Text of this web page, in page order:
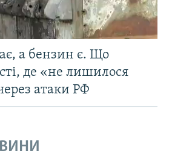
а бензин є. Що
де «не лишилося
атаки РФ